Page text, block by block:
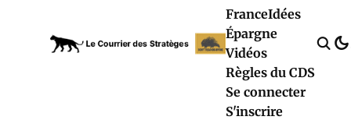
FranceIdées
Épargne
Vidéos
Règles du CDS
Se connecter
S'inscrire